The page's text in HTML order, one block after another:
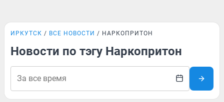
ИРКУТСК ВСЕ НОВОСТИ НАРКОПРИТОН
Новости по тэгу Наркопритон